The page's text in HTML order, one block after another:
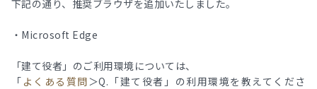
下記の通り、推奨ブラウザを追加いたしました。
・Microsoft Edge
「建て役者」のご利用環境については、
「 よくある質問＞Q.「建て役者」の利用環境を教えてくださ